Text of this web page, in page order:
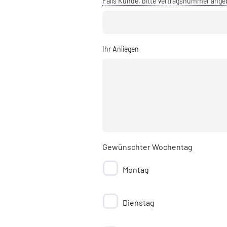
Ihr Anliegen
Gewünschter Wochentag
Montag
Dienstag